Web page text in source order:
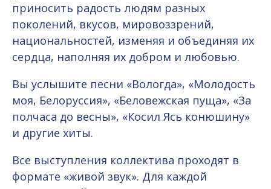
приносить радость людям разных
поколений, вкусов, мировоззрений,
национальностей, изменяя и объединяя их
сердца, наполняя их добром и любовью.
Вы услышите песни «Вологда», «Молодость
моя, Белоруссия», «Беловежская пуща», «За
полчаса до весны», «Косил Ясь конюшину»
и другие хиты.
Все выступления коллектива проходят в
формате «живой звук». Для каждой